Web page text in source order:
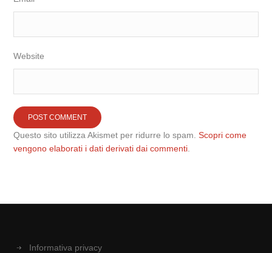
Website
Questo sito utilizza Akismet per ridurre lo spam.Scopri come
vengono elaborati i dati derivati dai commenti
Informativa privacy